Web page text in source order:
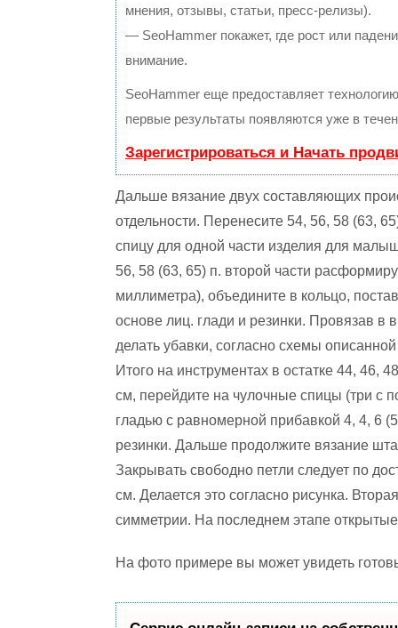
мнения, отзывы, статьи, пресс-релизы).
— SeoHammer покажет, где рост или
внимание.
SeoHammer еще предоставляет
первые результаты появляются уже в
Зарегистрироваться и Начать
Дальше вязание двух составляющих
отдельности. Перенесите 54, 56, 58 (63,
спицу для одной части изделия для
56, 58 (63, 65) п. второй части
миллиметра), объедините в кольцо,
основе лиц. глади и резинки. Провязав в
делать убавки, согласно схемы
Итого на инструментах в остатке 44, 46,
см, перейдите на чулочные спицы (три с
гладью с равномерной прибавкой 4, 4, 6
резинки. Дальше продолжите вязание
Закрывать свободно петли следует по
см. Делается это согласно рисунка.
симметрии. На последнем этапе
На фото примере вы может увидеть